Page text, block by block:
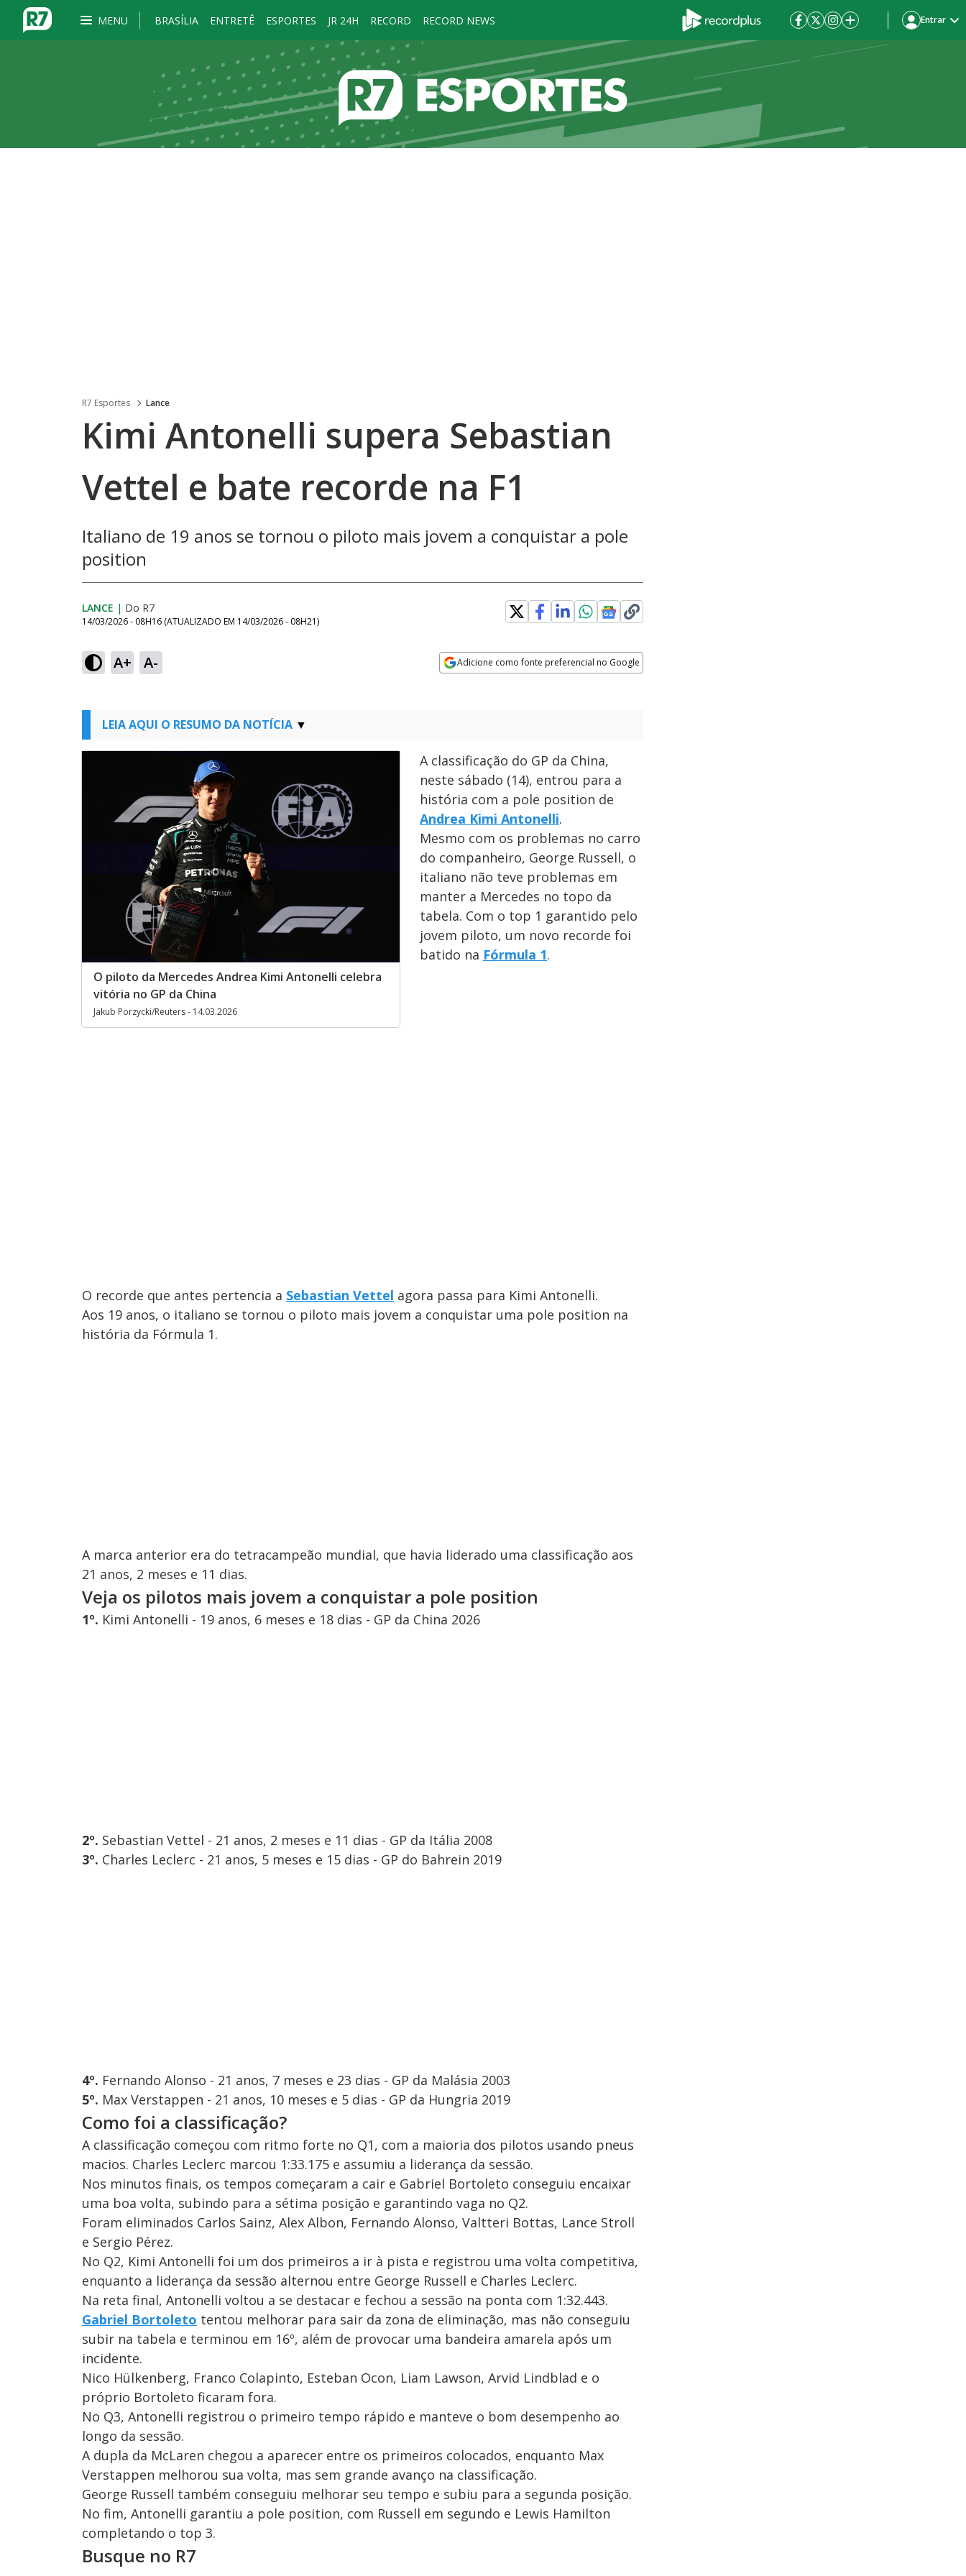
MENU BRASÍLIA ENTRETÊ ESPORTES JR 24H RECORD RECORD NEWS Entrar
R7 Esportes Lance
Kimi Antonelli supera Sebastian
Vettel e bate recorde na F1
Italiano de 19 anos se tornou o piloto mais jovem a conquistar a pole
position
LANCE | Do R7
14/03/2026 - 08H16 (ATUALIZADO EM 14/03/2026 - 08H21)
A+ A- Adicione como fonte preferencial no Google
LEIA AQUI O RESUMO DA NOTÍCIA
O piloto da Mercedes Andrea Kimi Antonelli celebra
vitória no GP da China
Jakub Porzycki/Reuters - 14.03.2026
A classificação do GP da China,
neste sábado (14), entrou para a
história com a pole position de
Andrea Kimi Antonelli.
Mesmo com os problemas no carro
do companheiro, George Russell, o
italiano não teve problemas em
manter a Mercedes no topo da
tabela. Com o top 1 garantido pelo
jovem piloto, um novo recorde foi
batido na Fórmula 1.
O recorde que antes pertencia a Sebastian Vettel agora passa para Kimi Antonelli.
Aos 19 anos, o italiano se tornou o piloto mais jovem a conquistar uma pole position na
história da Fórmula 1.
A marca anterior era do tetracampeão mundial, que havia liderado uma classificação aos
21 anos, 2 meses e 11 dias.
Veja os pilotos mais jovem a conquistar a pole position
1º. Kimi Antonelli - 19 anos, 6 meses e 18 dias - GP da China 2026
2º. Sebastian Vettel - 21 anos, 2 meses e 11 dias - GP da Itália 2008
3º. Charles Leclerc - 21 anos, 5 meses e 15 dias - GP do Bahrein 2019
4º. Fernando Alonso - 21 anos, 7 meses e 23 dias - GP da Malásia 2003
5º. Max Verstappen - 21 anos, 10 meses e 5 dias - GP da Hungria 2019
Como foi a classificação?
A classificação começou com ritmo forte no Q1, com a maioria dos pilotos usando pneus
macios. Charles Leclerc marcou 1:33.175 e assumiu a liderança da sessão.
Nos minutos finais, os tempos começaram a cair e Gabriel Bortoleto conseguiu encaixar
uma boa volta, subindo para a sétima posição e garantindo vaga no Q2.
Foram eliminados Carlos Sainz, Alex Albon, Fernando Alonso, Valtteri Bottas, Lance Stroll
e Sergio Pérez.
No Q2, Kimi Antonelli foi um dos primeiros a ir à pista e registrou uma volta competitiva,
enquanto a liderança da sessão alternou entre George Russell e Charles Leclerc.
Na reta final, Antonelli voltou a se destacar e fechou a sessão na ponta com 1:32.443.
Gabriel Bortoleto tentou melhorar para sair da zona de eliminação, mas não conseguiu
subir na tabela e terminou em 16º, além de provocar uma bandeira amarela após um
incidente.
Nico Hülkenberg, Franco Colapinto, Esteban Ocon, Liam Lawson, Arvid Lindblad e o
próprio Bortoleto ficaram fora.
No Q3, Antonelli registrou o primeiro tempo rápido e manteve o bom desempenho ao
longo da sessão.
A dupla da McLaren chegou a aparecer entre os primeiros colocados, enquanto Max
Verstappen melhorou sua volta, mas sem grande avanço na classificação.
George Russell também conseguiu melhorar seu tempo e subiu para a segunda posição.
No fim, Antonelli garantiu a pole position, com Russell em segundo e Lewis Hamilton
completando o top 3.
Busque no R7